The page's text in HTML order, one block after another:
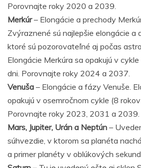
Porovnajte roky 2020 a 2039.
Merkúr– Elongácie a prechody
Zvýraznené sú najlepšie elongácie a
ktoré sú pozorovateľné aj počas
Elongácie Merkúra sa opakujú v
dni. Porovnajte roky 2024 a 2037.
Venuša – Elongácie a fázy Venuše.
opakujú v osemročnom cykle (8
Porovnajte roky 2023, 2031 a 2039.
Mars, Jupiter, Urán a Neptún –
súhvezdie, v ktorom sa planéta
a primer planéty v oblúkových